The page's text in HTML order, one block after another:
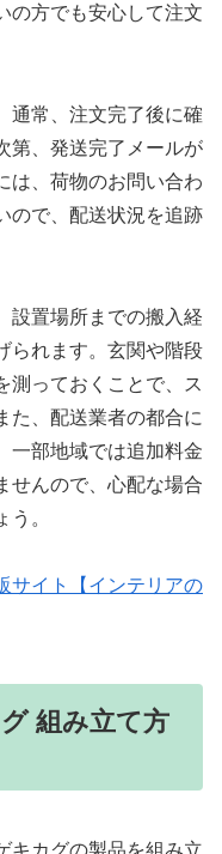
の方でも安心して注文
通常、注文完了後に確
第、発送完了メールが
は、荷物のお問い合わ
ので、配送状況を追跡
設置場所までの搬入経
られます。玄関や階段
測っておくことで、ス
た、配送業者の都合に
一部地域では追加料金
せんので、心配な場合
。
サイト【インテリアの
組み立て方
キカグの製品を組み立